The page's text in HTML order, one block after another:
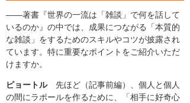
――著書『世界の一流は「雑談」で何を話して
いるのか』の中では、成果につながる「本質的
な雑談」をするためのスキルやコツが披露され
ています。特に重要なポイントをご紹介いただ
けますか。
ピョートル先ほど（記事前編）、個人と個人
の間にラポールを作るために、「相手に好奇心